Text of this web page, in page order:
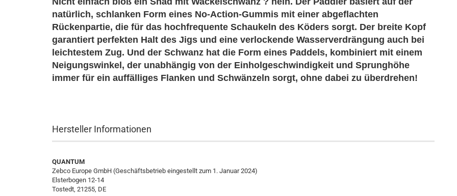
natürlich, schlanken Form eines No-Action-Gummis mit einer abgeflachten
Rückenpartie, die für das hochfrequente Schaukeln des Köders sorgt. Der breite Kopf
garantiert perfekten Halt des Jigs und eine verlockende Wasserverdrängung auch bei
leichtestem Zug. Und der Schwanz hat die Form eines Paddels, kombiniert mit einem
Neigungswinkel, der unabhängig von der Einholgeschwindigkeit und Sprunghöhe
immer für ein auffälliges Flanken und Schwänzeln sorgt, ohne dabei zu überdrehen!
Hersteller Informationen
QUANTUM
Zebco Europe GmbH (Geschäftsbetrieb eingestellt zum 1. Januar 2024)
Elsterbogen 12-14
Tostedt, 21255, DE